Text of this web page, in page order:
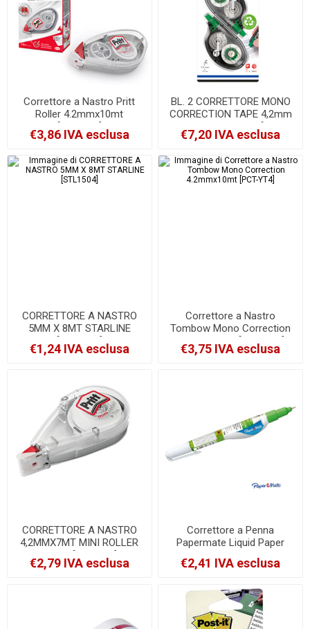
Correttore a Nastro Pritt
Roller 4.2mmx10mt
[2120452]
€3,86 IVA esclusa
BL. 2 CORRETTORE MONO
CORRECTION TAPE 4,2mm
x 10 MT TOMBOW [PCT-
YT4-2P]
€7,20 IVA esclusa
CORRETTORE A NASTRO
5MM X 8MT STARLINE
[STL1504]
€1,24 IVA esclusa
Correttore a Nastro
Tombow Mono Correction
4.2mmx10mt [PCT-YT4]
€3,75 IVA esclusa
CORRETTORE A NASTRO
4,2MMX7MT MINI ROLLER
PRITT [2050964]
€2,79 IVA esclusa
Correttore a Penna
Papermate Liquid Paper
Micro Correction Pen 7ml
Punta a Sfera [S0900011]
€2,41 IVA esclusa